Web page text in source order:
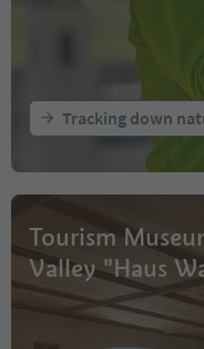
Tracking down
Tourism
Valley "Haus